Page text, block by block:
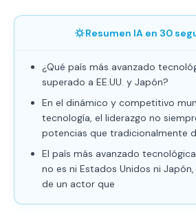
Resumen IA en 30
¿Qué país más avanzado
superado a EE.UU. y Japón?
En el dinámico y competitivo
tecnología, el liderazgo no
potencias que tradicionalmente
El país más avanzado
no es ni Estados Unidos ni
de un actor que